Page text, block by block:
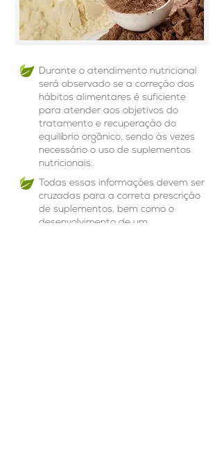
Durante o atendimento nutricional
será observado se a correção dos
hábitos alimentares é suficiente
para atender aos objetivos do
tratamento e recuperação do
equilíbrio orgânico, sendo às vezes
necessário o uso de suplementos
nutricionais.
Todas essas informações devem ser
cruzadas para a correta prescrição
de suplementos, bem como o
desenvolvimento de um